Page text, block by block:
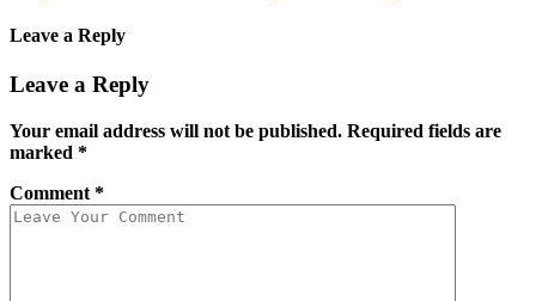
Leave a Reply
Leave a Reply
Your email address will not be published. Required fields are
marked *
Comment *